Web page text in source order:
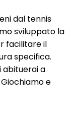
dal tennis
sviluppato la
facilitare il
specifica.
abituerai a
e